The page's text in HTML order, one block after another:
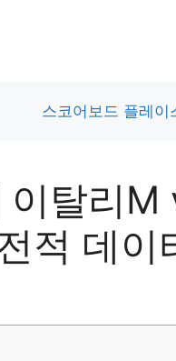
탈리M
적 데이